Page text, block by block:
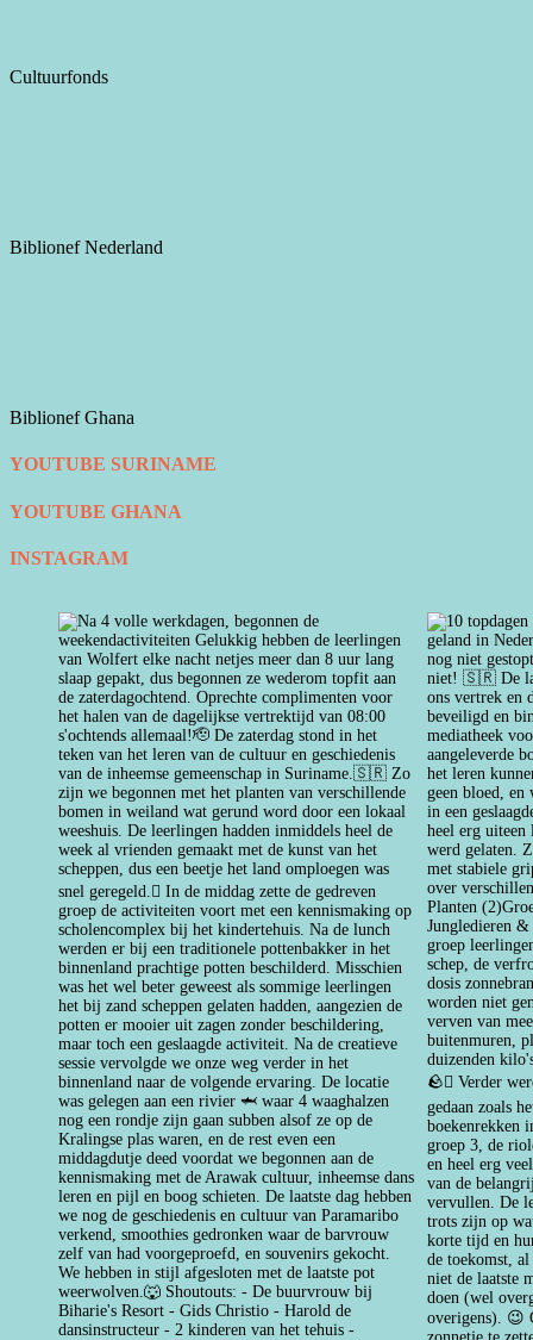
Cultuurfonds
Biblionef Nederland
Biblionef Ghana
YOUTUBE SURINAME
YOUTUBE GHANA
INSTAGRAM